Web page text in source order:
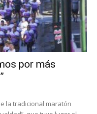
por más
la tradicional maratón